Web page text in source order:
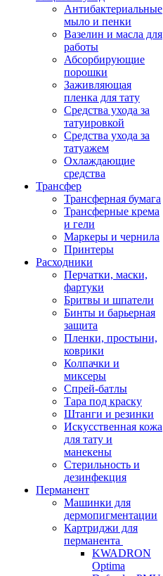
Антибактериальные
мыло и пенки
Вазелин и масла для
работы
Абсорбирующие
порошки
Заживляющая
пленка для тату
Средства ухода за
татуировкой
Средства ухода за
татуажем
Охлаждающие
средства
Трансфер
Трансферная бумага
Трансферные крема
и гели
Маркеры и чернила
Принтеры
Расходники
Перчатки, маски,
фартуки
Бритвы и шпатели
Бинты и барьерная
защита
Пленки, простыни,
коврики
Колпачки и
миксеры
Спрей-батлы
Тара под краску
Штанги и резинки
Искусственная кожа
для тату и
манекены
Стерильность и
дезинфекция
Перманент
Машинки для
дермопигментации
Картриджи для
перманента
KWADRON
Optima